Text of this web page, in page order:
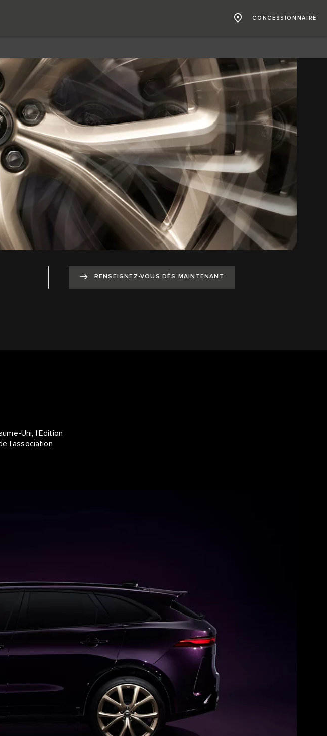
CONCESSIONNAIRE
RENSEIGNEZ-VOUS DÈS MAINTENANT
Uni, l’Edition
l’association